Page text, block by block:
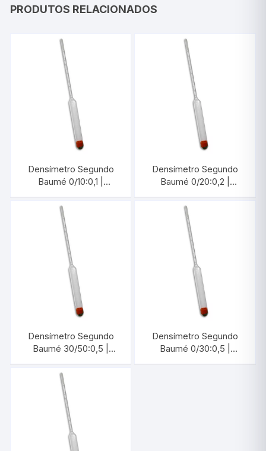
PRODUTOS RELACIONADOS
Densímetro Segundo
Baumé 0/10:0,1 |
Densímetro Segundo
Baumé 0/20:0,2 |
Densímetro Segundo
Baumé 30/50:0,5 |
Densímetro Segundo
Baumé 0/30:0,5 |